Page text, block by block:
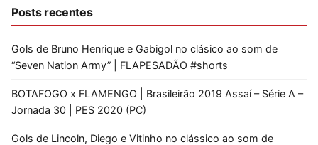
Posts recentes
Gols de Bruno Henrique e Gabigol no clásico ao som de
“Seven Nation Army” | FLAPESADÃO #shorts
BOTAFOGO x FLAMENGO | Brasileirão 2019 Assaí – Série A –
Jornada 30 | PES 2020 (PC)
Gols de Lincoln, Diego e Vitinho no clássico ao som de